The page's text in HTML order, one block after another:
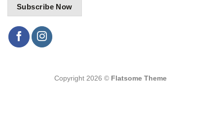
Copyright 2026 © Flatsome Theme